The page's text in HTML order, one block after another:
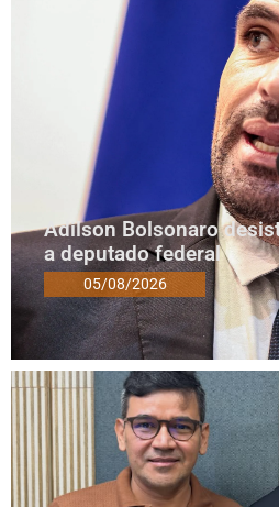
Adilson Bolsonaro
a deputado federal
05/08/2026